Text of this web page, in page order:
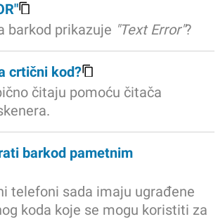
barkod prikazuje "Text Error"?
crtični kod?
čitaju pomoću čitača
barkod pametnim
telefoni sada imaju ugrađene
koda koje se mogu koristiti za